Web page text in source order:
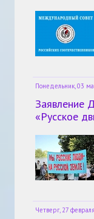
Понедельник, 03
Заявление
«Русское
Четверг, 27